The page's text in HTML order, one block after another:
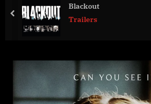
Blackout
Trailers
prev